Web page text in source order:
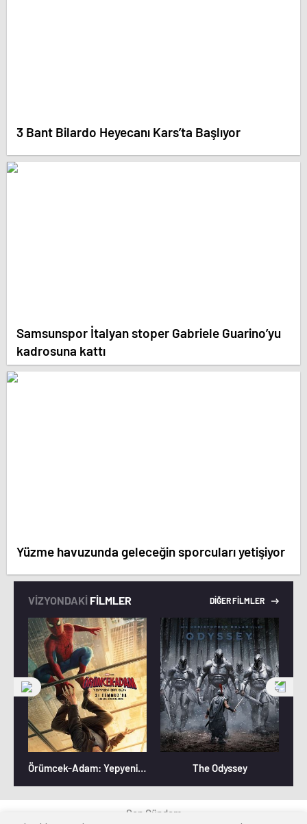
3 Bant Bilardo Heyecanı Kars’ta Başlıyor
Samsunspor İtalyan stoper Gabriele Guarino’yu
kadrosuna kattı
Yüzme havuzunda geleceğin sporcuları yetişiyor
VİZYONDAKİ FİLMLER DİĞER FİLMLER
Örümcek-Adam: Yepyeni Bir Gün The Odyssey
Son Gündem